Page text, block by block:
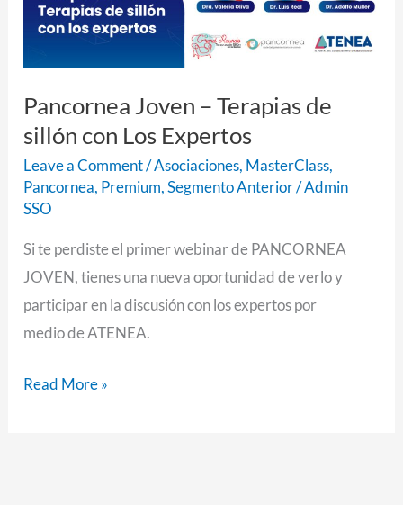
Pancornea Joven – Terapias de
sillón con Los Expertos
Leave a Comment/Asociaciones, MasterClass,
Pancornea, Premium,Segmento Anterior/Admin
SSO
Si te perdiste el primer webinar de PANCORNEA
JOVEN, tienes una nueva oportunidad de verlo y
participar en la discusión con los expertos por
medio de ATENEA.
con
Los
Expertos
Read More »